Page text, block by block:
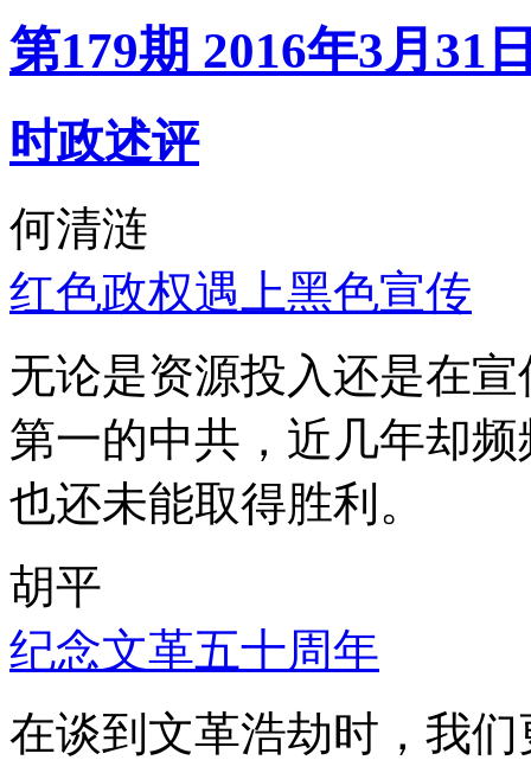
第179期 2016年3月31
时政述评
何清涟
红色政权遇上黑色宣传
无论是资源投入还是在
第一的中共，近几年却
也还未能取得胜利。
胡平
纪念文革五十周年
在谈到文革浩劫时，我